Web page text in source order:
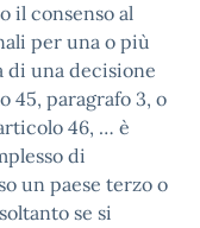
il consenso al
per una o più
di una decisione
45, paragrafo 3, o
46, … è
di
un paese terzo o
se si